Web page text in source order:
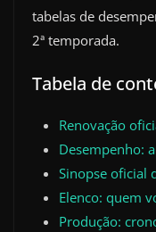
tabelas de
2ª temporada.
Tabela de
Renovação
Desempenho:
Sinopse oficial
Elenco: quem
Produção: